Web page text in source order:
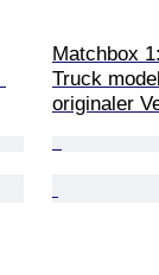
Matchbox
Truck
originaler